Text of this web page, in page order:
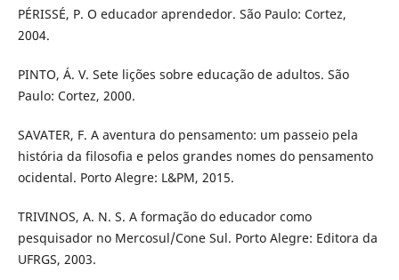
PÉRISSÉ, P. O educador aprendedor. São Paulo: Cortez,
2004.
PINTO, Á. V. Sete lições sobre educação de adultos. São
Paulo: Cortez, 2000.
SAVATER, F. A aventura do pensamento: um passeio pela
história da filosofia e pelos grandes nomes do pensamento
ocidental. Porto Alegre: L&PM, 2015.
TRIVINOS, A. N. S. A formação do educador como
pesquisador no Mercosul/Cone Sul. Porto Alegre: Editora da
UFRGS, 2003.